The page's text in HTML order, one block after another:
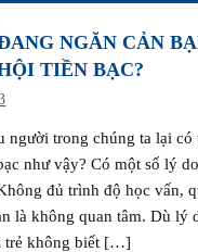
NGĂN CẢN
TIỀN BẠC?
người trong chúng ta lại có
như vậy? Có một số lý
đủ trình độ học vấn,
là không quan tâm. Dù lý
trẻ không biết […]